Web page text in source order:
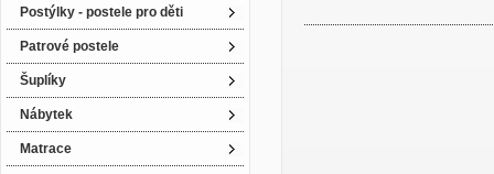
Postýlky - postele pro děti
Patrové postele
Šuplíky
Nábytek
Matrace